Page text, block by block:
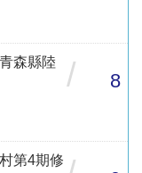
森縣陸
/ 8
第4期修